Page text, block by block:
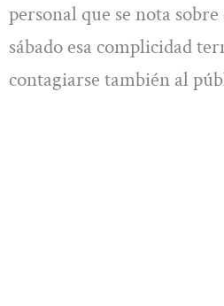
personal que se nota
sábado esa complicidad
contagiarse también al